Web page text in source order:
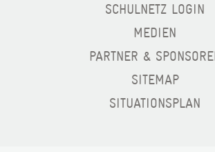
SCHULNETZ LOGIN
MEDIEN
PARTNER &
SITEMAP
SITUATIONSPLAN